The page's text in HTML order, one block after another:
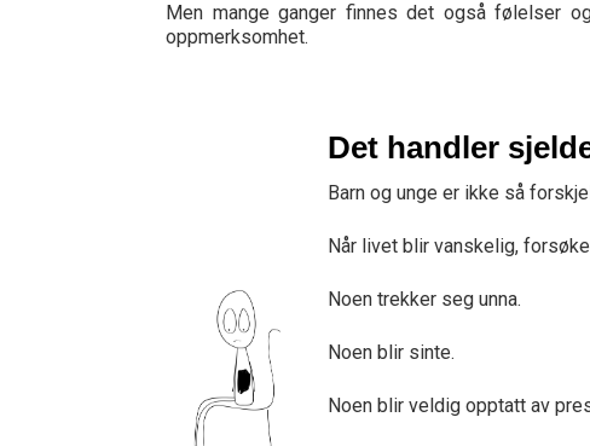
Men mange ganger finnes det også følelser
oppmerksomhet.
Det handler
Barn og unge er ikke så
Når livet blir vanskelig,
Noen trekker seg unna.
Noen blir sinte.
Noen blir veldig opptatt av